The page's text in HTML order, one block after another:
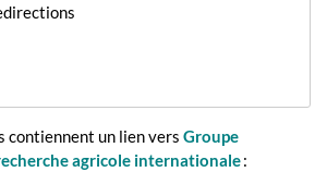
contiennent un lien versGroupe
agricole internationale: